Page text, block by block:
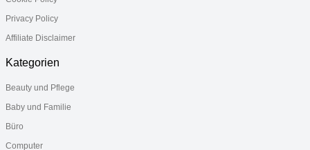
Privacy Policy
Affiliate Disclaimer
Kategorien
Beauty und Pflege
Baby und Familie
Büro
Computer